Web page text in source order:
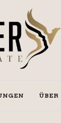
ÜBER